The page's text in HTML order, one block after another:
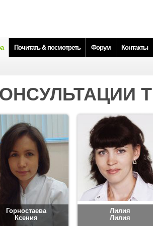
Почитать & посмотреть Форум Контакты
Горностаева
Ксения
Лилия
Лилия